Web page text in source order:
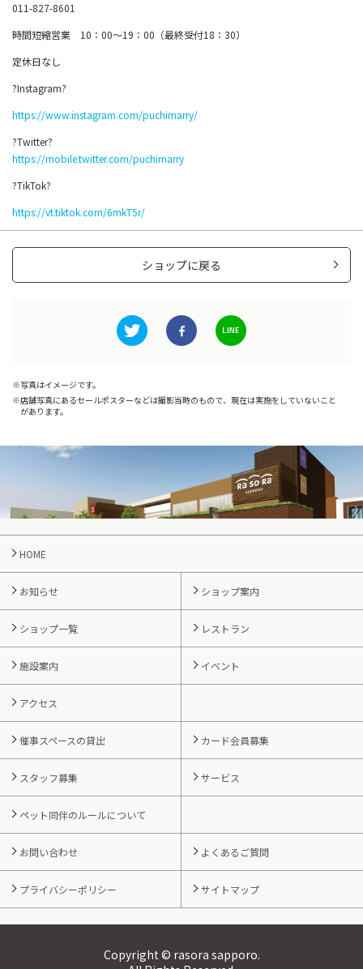
011-827-8601
時間短縮営業 10：00～19：00（最終受付18：30）
定休日なし
?Instagram?
https://www.instagram.com/puchimarry/
?Twitter?
https://mobile.twitter.com/puchimarry
?TikTok?
https://vt.tiktok.com/6mkT5r/
ショップに戻る
写真はイメージです。
店舗写真にあるセールポスターなどは撮影当時のもので、現在は実施をしていないこと
があります。
HOME
お知らせ ショップ案内
ショップ一覧 レストラン
施設案内 イベント
アクセス
催事スペースの貸出 カード会員募集
スタッフ募集 サービス
ペット同伴のルールについて
お問い合わせ よくあるご質問
プライバシーポリシー サイトマップ
Copyright © rasora sapporo.